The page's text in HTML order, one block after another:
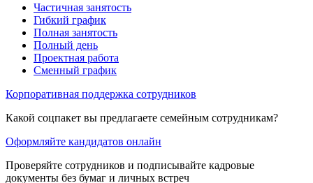
Частичная занятость
Гибкий график
Полная занятость
Полный день
Проектная работа
Сменный график
Корпоративная поддержка сотрудников
Какой соцпакет вы предлагаете семейным сотрудникам?
Оформляйте кандидатов онлайн
Проверяйте сотрудников и подписывайте кадровые
документы без бумаг и личных встреч